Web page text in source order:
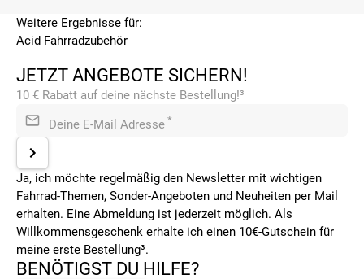
Weitere Ergebnisse für:
Acid Fahrradzubehör
JETZT ANGEBOTE SICHERN!
10 € Rabatt auf deine nächste Bestellung!³
Deine E-Mail Adresse *
Ja, ich möchte regelmäßig den Newsletter mit wichtigen
Fahrrad-Themen, Sonder-Angeboten und Neuheiten per Mail
erhalten. Eine Abmeldung ist jederzeit möglich. Als
Willkommensgeschenk erhalte ich einen 10€-Gutschein für
meine erste Bestellung³.
BENÖTIGST DU HILFE?